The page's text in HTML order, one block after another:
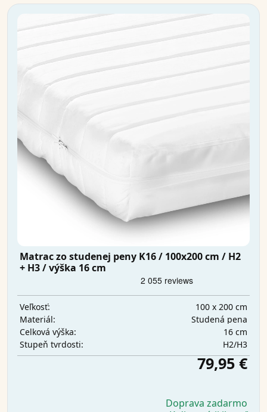
Matrac zo studenej peny K16 / 100x200 cm / H2
+ H3 / výška 16 cm
Veľkosť:
100 x 200 cm
Materiál:
Studená pena
Celková výška:
16 cm
Stupeň tvrdosti:
H2/H3
79,95 €
Doprava zadarmo